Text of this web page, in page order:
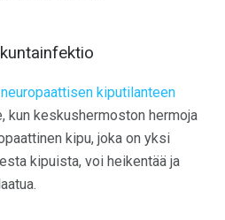
neuropaattisen kiputilanteen
kun keskushermoston hermoja
kipu, joka on yksi
kipuista, voi heikentää ja